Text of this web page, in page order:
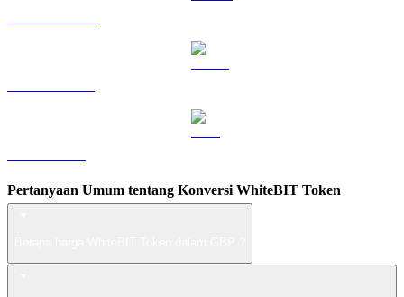
Pertanyaan Umum tentang Konversi WhiteBIT Token